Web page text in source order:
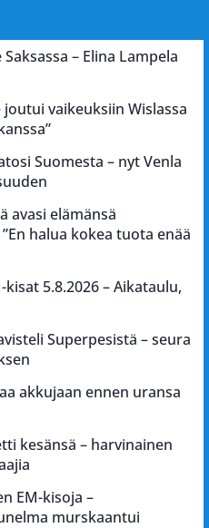
– Elina Lampela
vaikeuksiin Wislassa
Suomesta – nyt Venla
avasi elämänsä
halua kokea tuota enää
5.8.2026 – Aikataulu,
Superpesistä – seura
akkujaan ennen uransa
kesänsä – harvinainen
EM-kisoja –
murskaantui